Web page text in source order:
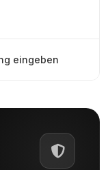
eingeben